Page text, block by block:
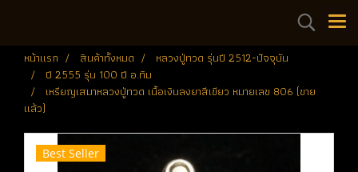
หน้าแรก สินค้าทั้งหมด
หลวงปู่ทวด รุ่นปี 2512-ปัจจุบัน
ปี 2555 รุ่น 100 ปี อ.ทิม
เหรียญเสมาหลวงปู่ทวด เนื้อเงินลงยาสีเขียว หมายเลข 806 (ขาย
แล้ว)
Best Seller